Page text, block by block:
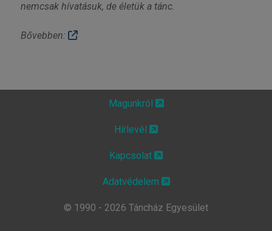
nemcsak hívatásuk, de életük a tánc.
Bővebben:
Magunkról
Hírlevél
Kapcsolat
Adatvédelem
© 1990 - 2026 Táncház Egyesület